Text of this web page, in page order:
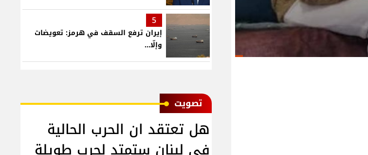
5
إيران ترفع السقف في هرمز: تعويضات
وإلّا...
ﺗﺼﻮﻳﺖ
هل تعتقد ان الحرب الحالية
في لبنان ستمتد لحرب طويلة